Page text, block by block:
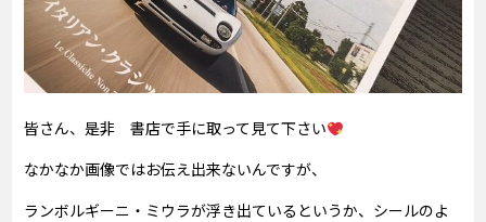
皆さん、是非 書店で手に取って見て下さい
なかなか画像ではお伝え出来ないんですが、
ランボルギーニ・ミウラが浮き出ているというか、シールのよ